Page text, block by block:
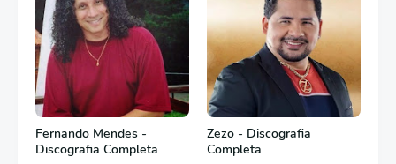
Fernando Mendes -
Discografia Completa
Zezo - Discografia
Completa